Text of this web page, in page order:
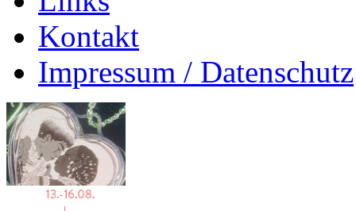
Kontakt
Impressum / Datenschutz